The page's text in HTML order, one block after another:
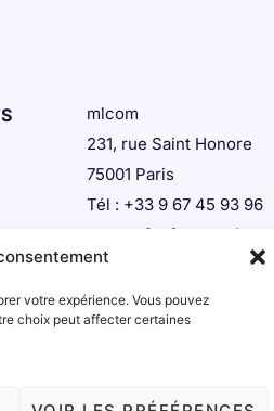
votre expérience. Vous pouvez
choix peut affecter certaines
mlcom
231, rue Saint Honore
75001 Paris
Tél : +33 9 67 45 93 96
contact[AT]mlcom.fr